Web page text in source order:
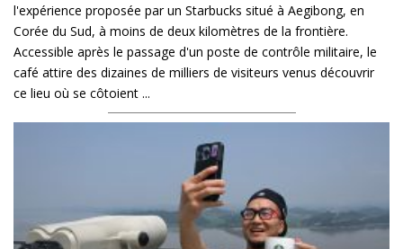
l'expérience proposée par un Starbucks situé à Aegibong, en
Corée du Sud, à moins de deux kilomètres de la frontière.
Accessible après le passage d'un poste de contrôle militaire, le
café attire des dizaines de milliers de visiteurs venus découvrir
ce lieu où se côtoient ...